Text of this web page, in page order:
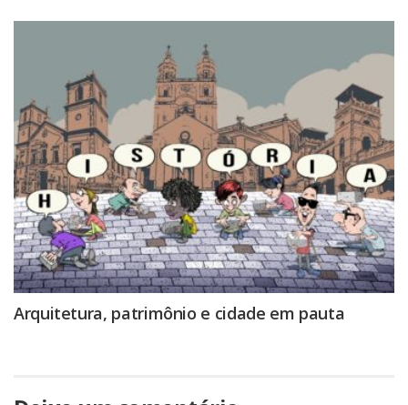
Arquitetura, patrimônio e cidade em pauta